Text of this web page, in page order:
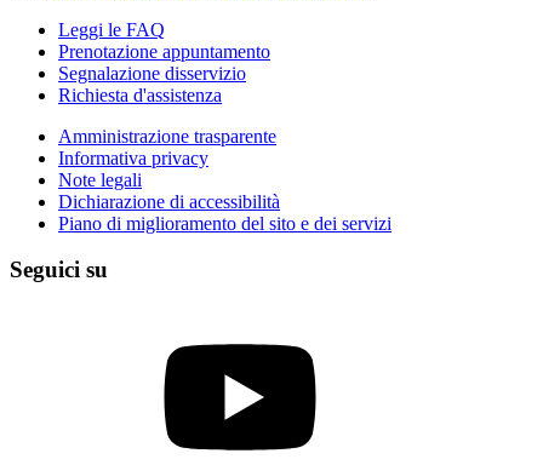
Leggi le FAQ
Prenotazione appuntamento
Segnalazione disservizio
Richiesta d'assistenza
Amministrazione trasparente
Informativa privacy
Note legali
Dichiarazione di accessibilità
Piano di miglioramento del sito e dei servizi
Seguici su